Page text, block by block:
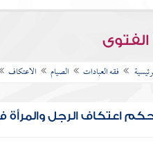
الفتوى
فقه العبادات الصيام الاعتكاف
اعتكاف الرجل